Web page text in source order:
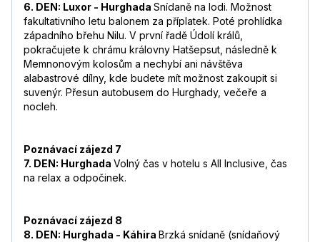
6. DEN: Luxor - Hurghada Snídaně na lodi. Možnost
fakultativního letu balonem za příplatek. Poté prohlídka
západního břehu Nilu. V první řadě Údolí králů,
pokračujete k chrámu královny Hatšepsut, následně k
Memnonovým kolosům a nechybí ani návštěva
alabastrové dílny, kde budete mít možnost zakoupit si
suvenýr. Přesun autobusem do Hurghady, večeře a
nocleh.
Poznávací zájezd 7
7. DEN: Hurghada Volný čas v hotelu s All Inclusive, čas
na relax a odpočinek.
Poznávací zájezd 8
8. DEN: Hurghada - Káhira Brzká snídaně (snídaňový